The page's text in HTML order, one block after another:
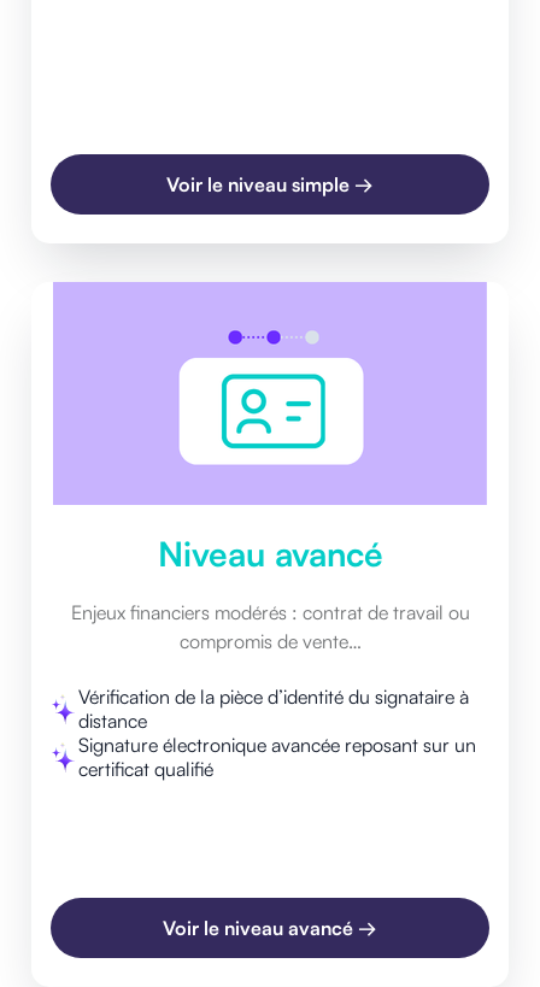
Voir le niveau simple →
Niveau avancé
Enjeux financiers modérés : contrat de travail ou
compromis de vente…
Vérification de la pièce d’identité du signataire à
distance
Signature électronique avancée reposant sur un
certificat qualifié
Voir le niveau avancé →